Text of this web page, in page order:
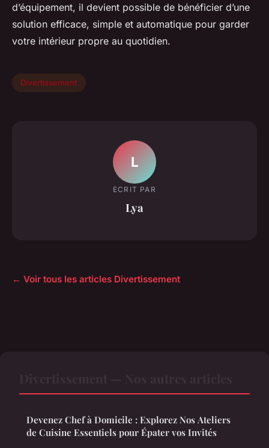
d’équipement, il devient possible de bénéficier d’une
solution efficace, simple et automatique pour garder
votre intérieur propre au quotidien.
Divertissement
L
ECRIT PAR
Lya
← Voir tous les articles Divertissement
Devenez Chef à Domicile : Explorez Nos Ateliers
de Cuisine Essentiels pour Épater vos Invités